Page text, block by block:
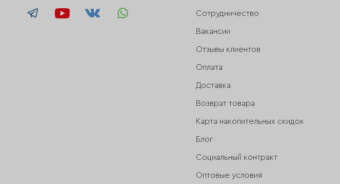
Сотрудничество
Вакансии
Отзывы клиентов
Оплата
Доставка
Возврат товара
Карта накопительных скидок
Блог
Социальный контракт
Оптовые условия